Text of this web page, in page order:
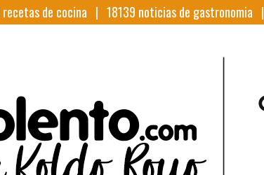
recetas de cocina | 18139 noticias de gastronomia |